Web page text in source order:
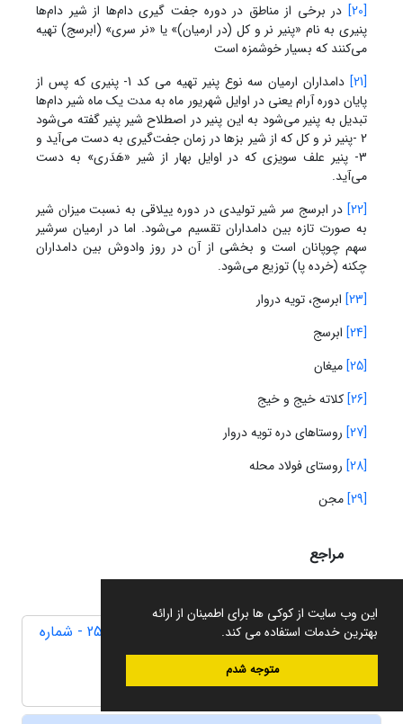
این وب سایت از کوکی ها برای اطمینان از ارائه
بهترین خدمات استفاده می کند.
متوجه شدم
[20]
در برخی از مناطق در دوره جفت گیری دام‌ها از شیر دام‌ها
پنیری به نام «پنیر نر و کل (در ارمیان)» یا «نر سری» (ابرسج) تهیه
می‌کنند که بسیار خوشمزه است
[21]
دامداران ارمیان سه نوع پنیر تهیه می کد 1- پنیری که پس از
پایان دوره آرام یعنی در اوایل شهریور ماه به مدت یک ماه شیر دام‌ها
تبدیل به پنیر می‌شود به این پنیر در اصطلاح شیر پنیر گفته می‌شود
2 -پنیر نر و کل که از شیر بزها در زمان جفت‌گیری به دست می‌آید و
3- پنیر علف سویزی که در اوایل بهار از شیر «هَدَری» به دست
می‌آید.
[22]
در ابرسج سر شیر تولیدی در دوره ییلاقی به نسبت میزان شیر
به صورت تازه بین دامداران تقسیم می‌شود. اما در ارمیان سرشیر
سهم چوپانان است و بخشی از آن در روز وادوش بین دامداران
چکنه (خرده پا) توزیع می‌شود.
[23]
ابرسج، تویه دروار
[24]
ابرسج
[25]
میغان
[26]
کلاته خیج و خیج
[27]
روستاهای دره تویه دروار
[28]
روستای فولاد محله
[29]
مجن
مراجع
دوره 14، شماره 25 - شماره
پیاپی 25
صفحه75-94